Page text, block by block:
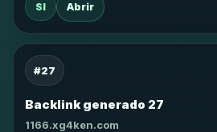
SI Abrir
#27
Backlink generado 27
1166.xg4ken.com